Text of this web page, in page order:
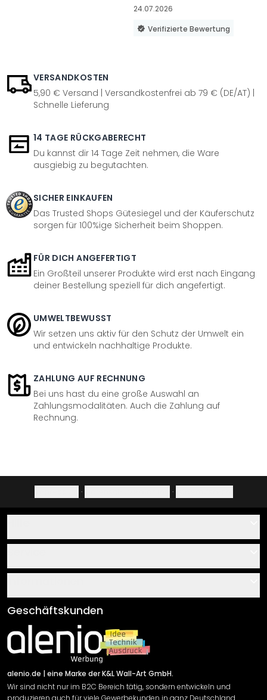
24.07.2026
Verifizierte Bewertung
VERSANDKOSTEN
5,90 € Versand | Versandkostenfrei ab 79 € (DE/AT) |
Schnelle Lieferung
14 TAGE RÜCKGABERECHT
Du kannst dir 14 Tage Zeit nehmen, die Ware
ausgiebig zu begutachten.
SICHER EINKAUFEN
Das Trusted Shops Gütesiegel und der Käuferschutz
sorgen für 100%ige Sicherheit beim Shoppen.
FÜR DICH ANGEFERTIGT
Ein Großteil unserer Produkte wird erst nach Eingang
deiner Bestellung speziell für dich angefertigt.
UMWELTBEWUSST
Wir setzen uns aktiv für den Schutz der Umwelt ein
und entwickeln nachhaltige Produkte.
ZAHLUNG AUF RECHNUNG
Bei uns hast du eine große Auswahl an
Zahlungsmodalitäten. Auch die Zahlung auf
Rechnung.
· ·
Über uns
Klebe- und Montageanleitungen
Newsletter An-/Abmeldung
Sendungsverfolgung
AGB
Impressum
Versand & Zahlung
Rücksendung
Widerrufsrecht
Geschäftskunden
alenio.de | eine Marke der K&L Wall-Art GmbH.
Wir sind nicht nur im B2C Bereich tätig, sondern entwickeln und
produzieren auch für viele Gewerbekunden in ganz Deutschland